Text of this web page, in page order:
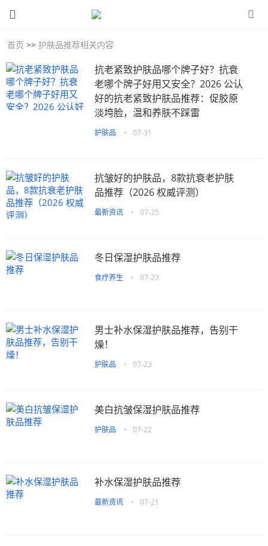
首页 >> 护肤品推荐相关内容
抗老紧致护肤品哪个牌子好？抗衰
老哪个牌子好用又安全？2026 公认
好的抗老紧致护肤品推荐：促胶原
淡垮脸，温和养肤不踩雷
护肤品 • 07-31
抗皱好的护肤品，8款抗衰老护肤
品推荐（2026 权威评测）
最新资讯 • 07-25
冬日保湿护肤品推荐
食疗养生 • 07-23
男士补水保湿护肤品推荐，告别干
燥！
护肤品 • 07-23
美白抗皱保湿护肤品推荐
护肤品 • 07-22
补水保湿护肤品推荐
最新资讯 • 07-21